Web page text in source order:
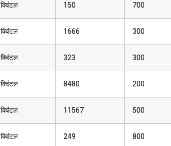
क्विंटल 150 700
क्विंटल 1666 300
क्विंटल 323 300
क्विंटल 8480 200
क्विंटल 11567 500
क्विंटल 249 800